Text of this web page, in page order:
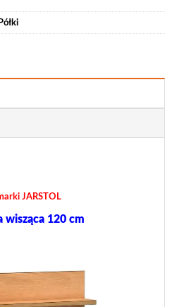
Półki
JARSTOL
wisząca 120 cm